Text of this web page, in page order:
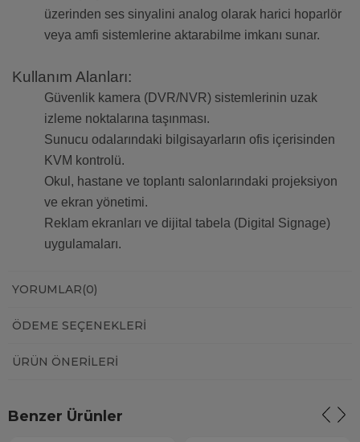
üzerinden ses sinyalini analog olarak harici hoparlör
veya amfi sistemlerine aktarabilme imkanı sunar.
Kullanım Alanları:
Güvenlik kamera (DVR/NVR) sistemlerinin uzak
izleme noktalarına taşınması.
Sunucu odalarındaki bilgisayarların ofis içerisinden
KVM kontrolü.
Okul, hastane ve toplantı salonlarındaki projeksiyon
ve ekran yönetimi.
Reklam ekranları ve dijital tabela (Digital Signage)
uygulamaları.
YORUMLAR(0)
ÖDEME SEÇENEKLERI
ÜRÜN ÖNERILERI
Benzer Ürünler